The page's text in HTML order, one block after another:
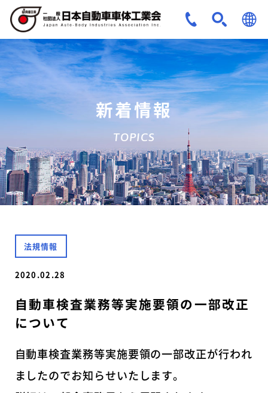
JPN
ENG
新着情報
TOPICS
法規情報
2020.02.28
自動車検査業務等実施要領の一部改正
について
自動車検査業務等実施要領の一部改正が行われ
ましたのでお知らせいたします。